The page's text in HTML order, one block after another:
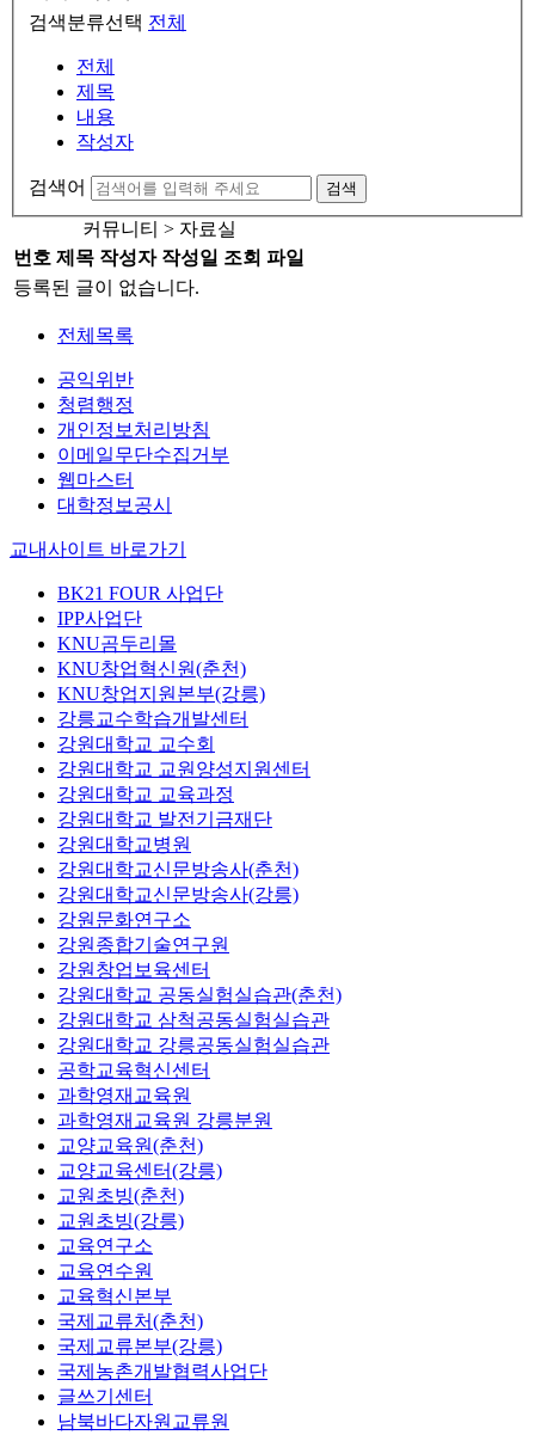
검색분류선택 전체
전체
제목
내용
작성자
검색어 검색
커뮤니티 > 자료실
번호 제목 작성자 작성일 조회 파일
등록된 글이 없습니다.
전체목록
공익위반
청렴행정
개인정보처리방침
이메일무단수집거부
웹마스터
대학정보공시
교내사이트 바로가기
BK21 FOUR 사업단
IPP사업단
KNU곰두리몰
KNU창업혁신원(춘천)
KNU창업지원본부(강릉)
강릉교수학습개발센터
강원대학교 교수회
강원대학교 교원양성지원센터
강원대학교 교육과정
강원대학교 발전기금재단
강원대학교병원
강원대학교신문방송사(춘천)
강원대학교신문방송사(강릉)
강원문화연구소
강원종합기술연구원
강원창업보육센터
강원대학교 공동실험실습관(춘천)
강원대학교 삼척공동실험실습관
강원대학교 강릉공동실험실습관
공학교육혁신센터
과학영재교육원
과학영재교육원 강릉분원
교양교육원(춘천)
교양교육센터(강릉)
교원초빙(춘천)
교원초빙(강릉)
교육연구소
교육연수원
교육혁신본부
국제교류처(춘천)
국제교류본부(강릉)
국제농촌개발협력사업단
글쓰기센터
남북바다자원교류원